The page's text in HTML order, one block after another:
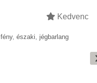
Kedvenc
fény, északi, jégbarlang